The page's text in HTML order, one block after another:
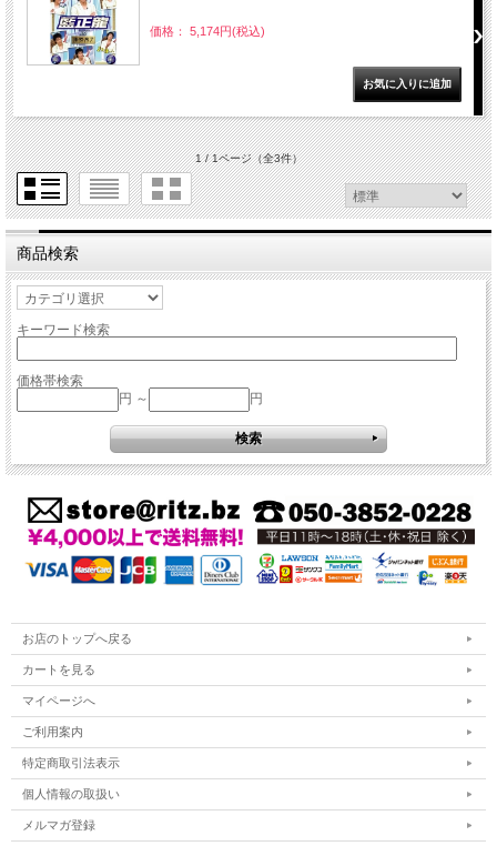
価格： 5,174円(税込)
1 / 1ページ（全3件）
商品検索
キーワード検索
価格帯検索
円 ～
円
お店のトップへ戻る
カートを見る
マイページへ
ご利用案内
特定商取引法表示
個人情報の取扱い
メルマガ登録